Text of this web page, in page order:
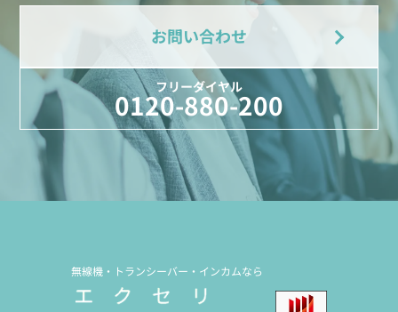
お問い合わせ
フリーダイヤル
0120-880-200
無線機・トランシーバー・インカムなら